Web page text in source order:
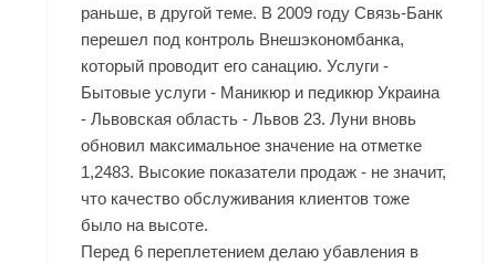
раньше, в другой теме. В 2009 году Связь-Банк
перешел под контроль Внешэкономбанка,
который проводит его санацию. Услуги -
Бытовые услуги - Маникюр и педикюр Украина
- Львовская область - Львов 23. Луни вновь
обновил максимальное значение на отметке
1,2483. Высокие показатели продаж - не значит,
что качество обслуживания клиентов тоже
было на высоте.
Перед 6 переплетением делаю убавления в